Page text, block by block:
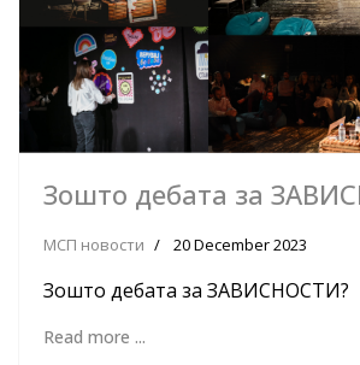
Зошто дебата за
МСП новости 20 December 2023
Зошто дебата за ЗАВИСНОСТИ?
Read more ...